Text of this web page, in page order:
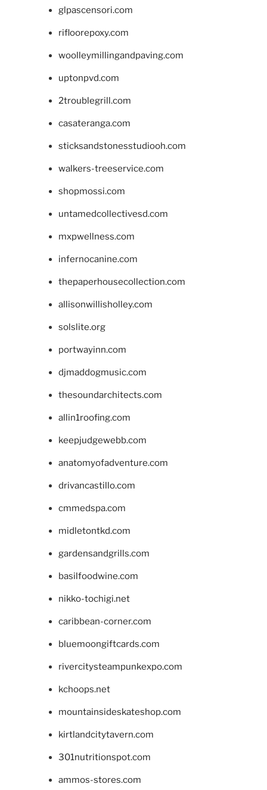
glpascensori.com
rifloorepoxy.com
woolleymillingandpaving.com
uptonpvd.com
2troublegrill.com
casateranga.com
sticksandstonesstudiooh.com
walkers-treeservice.com
shopmossi.com
untamedcollectivesd.com
mxpwellness.com
infernocanine.com
thepaperhousecollection.com
allisonwillisholley.com
solslite.org
portwayinn.com
djmaddogmusic.com
thesoundarchitects.com
allin1roofing.com
keepjudgewebb.com
anatomyofadventure.com
drivancastillo.com
cmmedspa.com
midletontkd.com
gardensandgrills.com
basilfoodwine.com
nikko-tochigi.net
caribbean-corner.com
bluemoongiftcards.com
rivercitysteampunkexpo.com
kchoops.net
mountainsideskateshop.com
kirtlandcitytavern.com
301nutritionspot.com
ammos-stores.com